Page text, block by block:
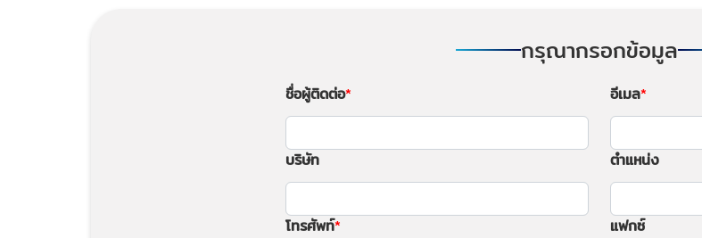
กรุณากรอกข้อมูล
ชื่อผู้ติดต่อ อีเมล
บริษัท ตำแหน่ง
โทรศัพท์ แฟกซ์